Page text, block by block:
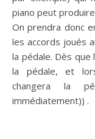
piano peut
On prendra donc
les accords joués
la pédale. Dès que
la pédale, et
changera la
immédiatement)) .